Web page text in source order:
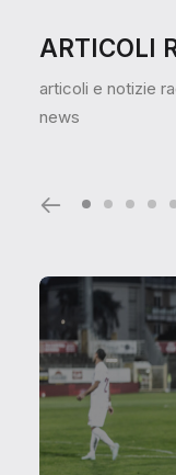
ARTICOLI
articoli e notizie
news